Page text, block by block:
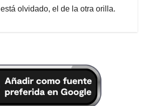
está olvidado, el de la otra orilla.